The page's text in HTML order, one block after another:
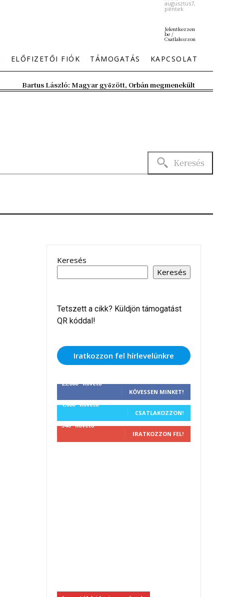
augusztus7,
péntek
Jelentkezzen
be /
Csatlakozzon
ELŐFIZETŐI FIÓK TÁMOGATÁS KAPCSOLAT
Bartus László: Magyar győzött, Orbán megmenekült
Keresés
Keresés
Keresés
Tetszett a cikk? Küldjön támogatást
QR kóddal!
Iratkozzon fel hírlevelünkre
25,000 Követő
KÖVESSEN MINKET!
1,000 Követő
CSATLAKOZZON!
340 Követő
IRATKOZZON FEL!